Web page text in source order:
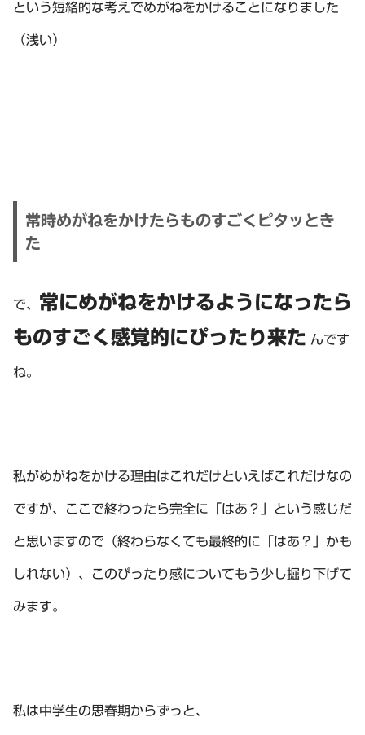
という短絡的な考えでめがねをかけることになりました
（浅い）
常時めがねをかけたらものすごくピタッとき
た
で、 常にめがねをかけるようになったら
ものすごく感覚的にぴったり来た んです
ね。
私がめがねをかける理由はこれだけといえばこれだけなの
ですが、ここで終わったら完全に「はあ？」という感じだ
と思いますので（終わらなくても最終的に「はあ？」かも
しれない）、このぴったり感についてもう少し掘り下げて
みます。
私は中学生の思春期からずっと、